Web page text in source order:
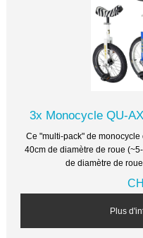
3x Monocycle QU-
Ce "multi-pack" de
40cm de diamètre de roue
de diamètre de
Plus